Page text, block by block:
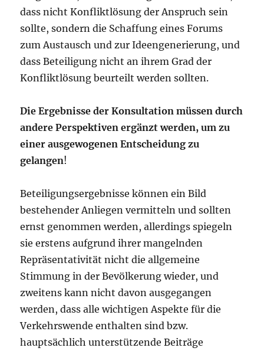
dass nicht Konfliktlösung der Anspruch sein
sollte, sondern die Schaffung eines Forums
zum Austausch und zur Ideengenerierung, und
dass Beteiligung nicht an ihrem Grad der
Konfliktlösung beurteilt werden sollten.
Die Ergebnisse der Konsultation müssen durch
andere Perspektiven ergänzt werden, um zu
einer ausgewogenen Entscheidung zu
gelangen!
Beteiligungsergebnisse können ein Bild
bestehender Anliegen vermitteln und sollten
ernst genommen werden, allerdings spiegeln
sie erstens aufgrund ihrer mangelnden
Repräsentativität nicht die allgemeine
Stimmung in der Bevölkerung wieder, und
zweitens kann nicht davon ausgegangen
werden, dass alle wichtigen Aspekte für die
Verkehrswende enthalten sind bzw.
hauptsächlich unterstützende Beiträge